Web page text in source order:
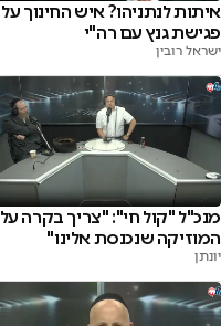
איתות לנתניהו? איש החינוך על
פגישת גנץ עם רה"י
ישראל רובין
מנכ"ל "קול חי": "צריך בקרה על
המוזיקה שנכנסת אלינו"
יונתן